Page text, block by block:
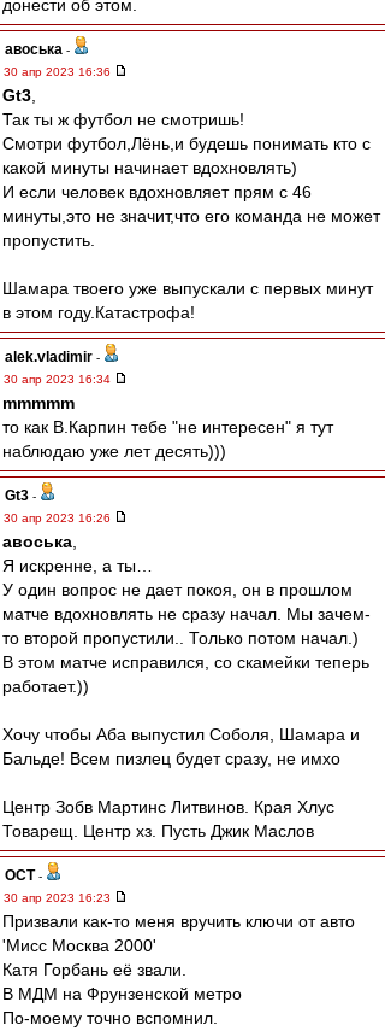
донести об этом.
авоська -
30 апр 2023 16:36
Gt3
Так ты ж футбол не смотришь!
Смотри футбол,Лёнь,и будешь понимать кто с
какой минуты начинает вдохновлять)
И если человек вдохновляет прям с 46
минуты,это не значит,что его команда не может
пропустить.
Шамара твоего уже выпускали с первых минут
в этом году.Катастрофа!
alek.vladimir -
30 апр 2023 16:34
mmmmm
то как В.Карпин тебе "не интересен" я тут
наблюдаю уже лет десять)))
Gt3 -
30 апр 2023 16:26
авоська
Я искренне, а ты…
У один вопрос не дает покоя, он в прошлом
матче вдохновлять не сразу начал. Мы зачем-
то второй пропустили.. Только потом начал.)
В этом матче исправился, со скамейки теперь
работает.))
Хочу чтобы Аба выпустил Соболя, Шамара и
Бальде! Всем пизлец будет сразу, не имхо
Центр Зобв Мартинс Литвинов. Края Хлус
Товарещ. Центр хз. Пусть Джик Маслов
ОСТ -
30 апр 2023 16:23
Призвали как-то меня вручить ключи от авто
'Мисс Москва 2000'
Катя Горбань её звали.
В МДМ на Фрунзенской метро
По-моему точно вспомнил.